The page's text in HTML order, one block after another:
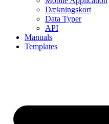
Dækningskort
Data Typer
API
Manuals
Templates